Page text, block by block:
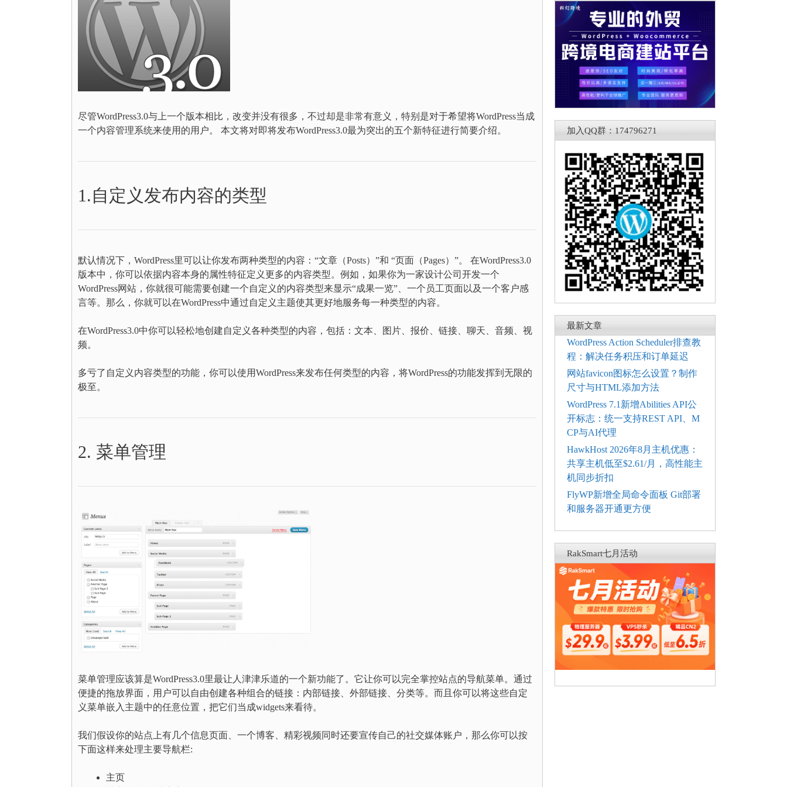
尽管WordPress3.0与上一个版本相比，改变并没有很多，不过却是非常有意义，特别是对于希望将WordPress当成
一个内容管理系统来使用的用户。 本文将对即将发布WordPress3.0最为突出的五个新特征进行简要介绍。
1.自定义发布内容的类型
默认情况下，WordPress里可以让你发布两种类型的内容：“文章（Posts）”和 “页面（Pages）”。 在WordPress3.0
版本中，你可以依据内容本身的属性特征定义更多的内容类型。例如，如果你为一家设计公司开发一个
WordPress网站，你就很可能需要创建一个自定义的内容类型来显示“成果一览”、一个员工页面以及一个客户感
言等。那么，你就可以在WordPress中通过自定义主题使其更好地服务每一种类型的内容。
在WordPress3.0中你可以轻松地创建自定义各种类型的内容，包括：文本、图片、报价、链接、聊天、音频、视
频。
多亏了自定义内容类型的功能，你可以使用WordPress来发布任何类型的内容，将WordPress的功能发挥到无限的
极至。
2. 菜单管理
菜单管理应该算是WordPress3.0里最让人津津乐道的一个新功能了。它让你可以完全掌控站点的导航菜单。通过
便捷的拖放界面，用户可以自由创建各种组合的链接：内部链接、外部链接、分类等。而且你可以将这些自定
义菜单嵌入主题中的任意位置，把它们当成widgets来看待。
我们假设你的站点上有几个信息页面、一个博客、精彩视频同时还要宣传自己的社交媒体账户，那么你可以按
下面这样来处理主要导航栏:
主页
加入QQ群：174796271
最新文章
WordPress Action Scheduler排查教
程：解决任务积压和订单延迟
网站favicon图标怎么设置？制作
尺寸与HTML添加方法
WordPress 7.1新增Abilities API公
开标志：统一支持REST API、M
CP与AI代理
HawkHost 2026年8月主机优惠：
共享主机低至$2.61/月，高性能主
机同步折扣
FlyWP新增全局命令面板 Git部署
和服务器开通更方便
RakSmart七月活动